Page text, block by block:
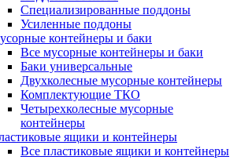
Специализированные поддоны
Усиленные поддоны
контейнеры и баки
Все мусорные контейнеры и баки
Баки универсальные
Двухколесные мусорные контейнеры
Комплектующие ТКО
Четырехколесные мусорные
контейнеры
ящики и контейнеры
Все пластиковые ящики и контейнеры